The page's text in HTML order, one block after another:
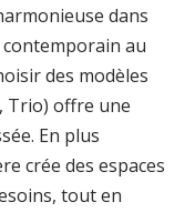
dans
au
des modèles
Trio) offre une
En plus
crée des espaces
tout en